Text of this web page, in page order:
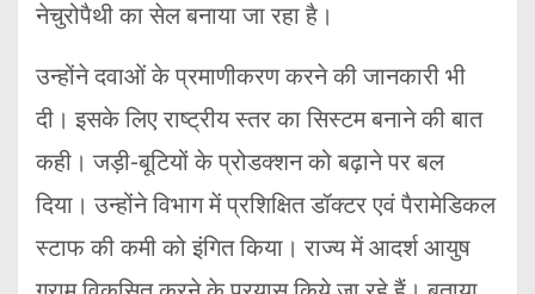
नेचुरोपैथी का सेल बनाया जा रहा है।
उन्होंने दवाओं के प्रमाणीकरण करने की जानकारी भी
दी। इसके लिए राष्ट्रीय स्तर का सिस्टम बनाने की बात
कही। जड़ी-बूटियों के प्रोडक्शन को बढ़ाने पर बल
दिया। उन्होंने विभाग में प्रशिक्षित डॉक्टर एवं पैरामेडिकल
स्टाफ की कमी को इंगित किया। राज्य में आदर्श आयुष